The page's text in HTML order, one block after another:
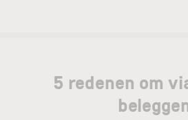
5 redenen om